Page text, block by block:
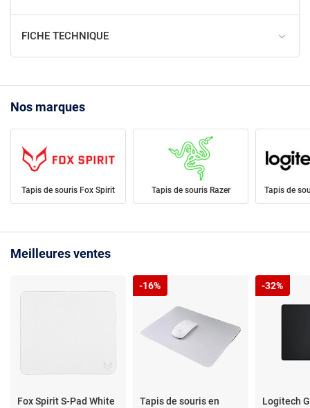
FICHE TECHNIQUE
Nos marques
Tapis de souris Fox Spirit Tapis de souris Razer Tapis de
Meilleures ventes
Fox Spirit S-Pad White
Tapis de souris en
-16%
Logitech
-32%